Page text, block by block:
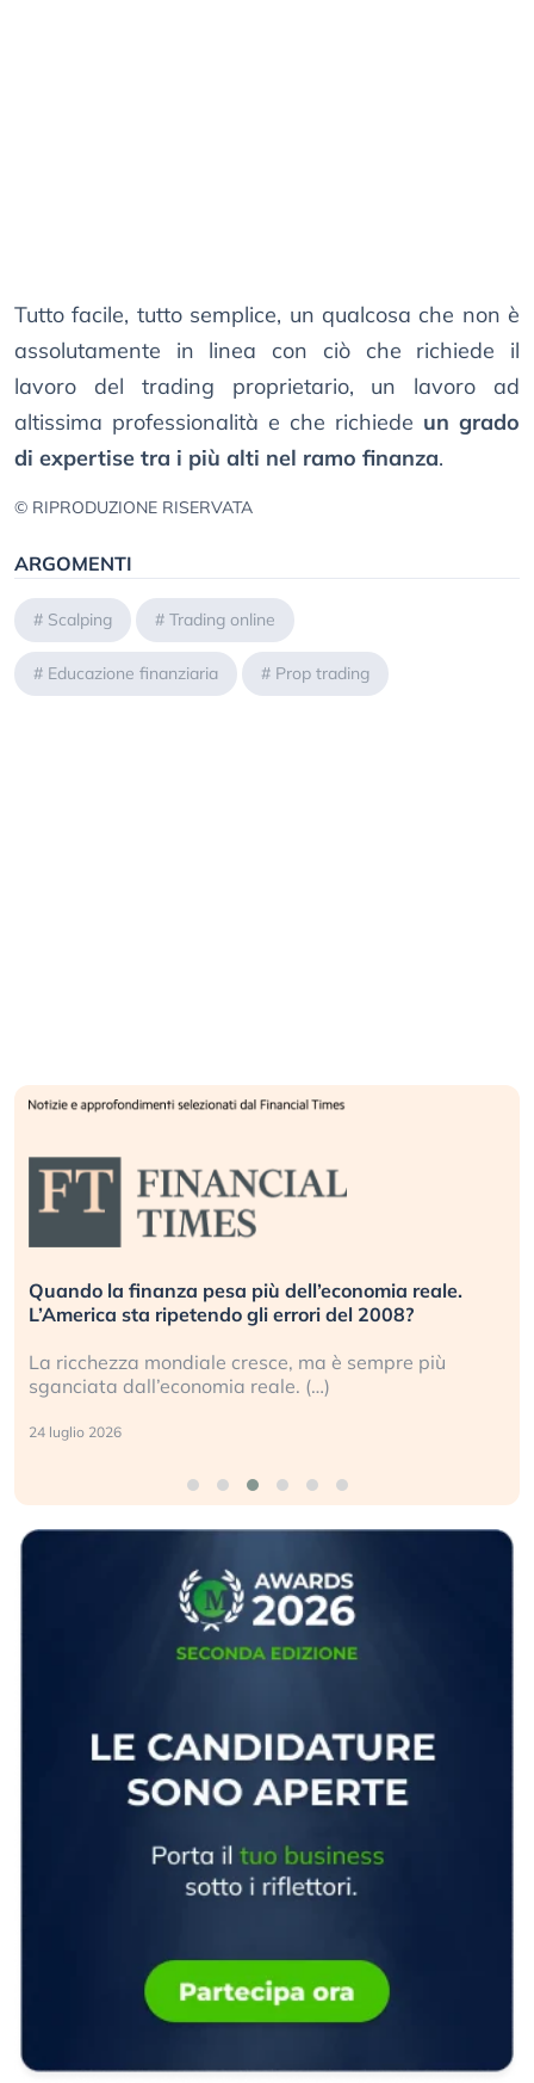
Tutto facile, tutto semplice, un qualcosa che non è
assolutamente in linea con ciò che richiede il
lavoro del trading proprietario, un lavoro ad
altissima professionalità e che richiede un grado
di expertise tra i più alti nel ramo finanza.
© RIPRODUZIONE RISERVATA
ARGOMENTI
# Scalping # Trading online
# Educazione finanziaria # Prop trading
Quando la finanza pesa più dell’economia reale.
L’America sta ripetendo gli errori del 2008?
La ricchezza mondiale cresce, ma è sempre più
sganciata dall’economia reale. (…)
24 luglio 2026